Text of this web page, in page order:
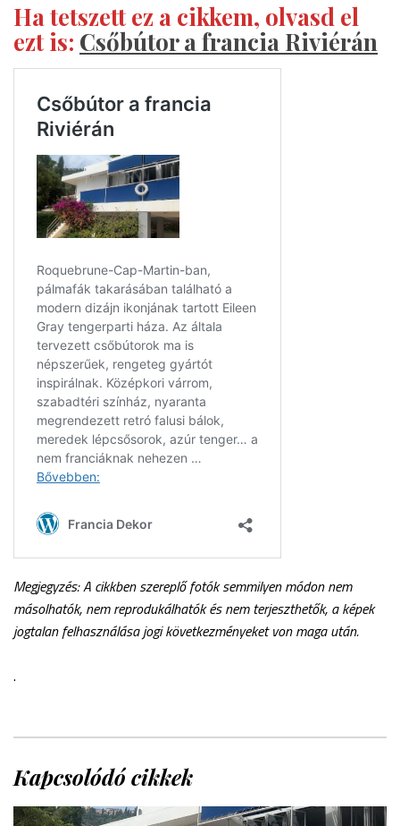
Ha tetszett ez a cikkem, olvasd el
ezt is: Csőbútor a francia Riviérán
Megjegyzés: A cikkben szereplő fotók semmilyen módon nem
másolhatók, nem reprodukálhatók és nem terjeszthetők, a képek
jogtalan felhasználása jogi következményeket von maga után.
.
Kapcsolódó cikkek